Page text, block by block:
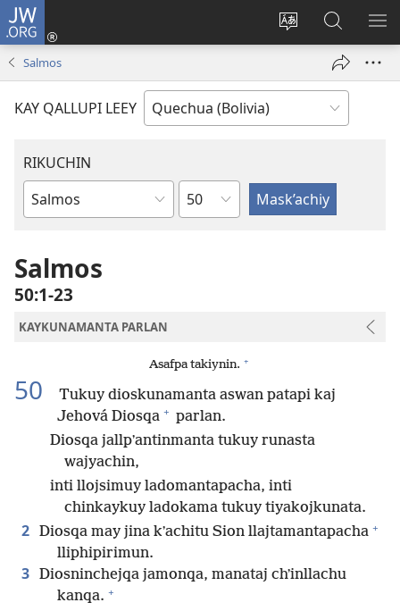
JW.ORG
Change
language
Yaykunapaj
(opens
JW.ORG
nisqapi
Salmos
KAY QALLUPI LEEY
RIKUCHIN
Bibliamanta
Capítulo
Salmos
50:1-23
KAYKUNAMANTA PARLAN
Asafpa takiynin. +
50
Tukuy dioskunamanta aswan patapi kaj
Jehová Diosqa + parlan.
Diosqa jallpʼantinmanta tukuy runasta
wajyachin,
inti llojsimuy ladomantapacha, inti
chinkaykuy ladokama tukuy tiyakojkunata.
2 Diosqa may jina kʼachitu Sion llajtamantapacha +
lliphipirimun.
3 Diosninchejqa jamonqa, manataj chʼinllachu
kanqa. +